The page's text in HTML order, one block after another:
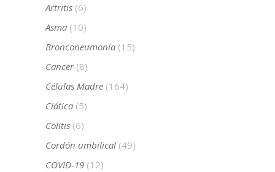
Artritis (6)
Asma (10)
Bronconeumonía (15)
Cancer(8)
Células Madre (164)
Ciática (5)
Colitis (6)
Cordón umbilical (49)
COVID-19 (12)